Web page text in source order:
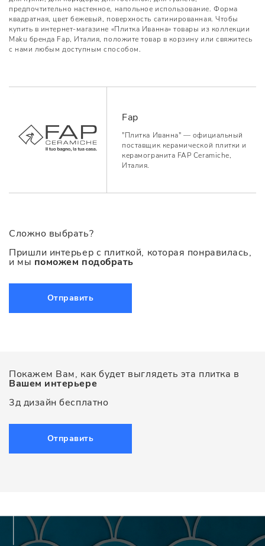
предпочтительно настенное, напольное использование. Форма
квадратная, цвет бежевый, поверхность сатинированная. Чтобы
купить в интернет-магазине «Плитка Иванна» товары из коллекции
Maku бренда Fap, Италия, положите товар в корзину или свяжитесь
с нами любым доступным способом.
Fap
"Плитка Иванна" — официальный
поставщик керамической плитки и
керамогранита FAP Ceramiche,
Италия.
Сложно выбрать?
Пришли интерьер с плиткой, которая понравилась,
и мы поможем подобрать
Отправить
Покажем Вам, как будет выглядеть эта плитка в
Вашем интерьере
3д дизайн бесплатно
Отправить